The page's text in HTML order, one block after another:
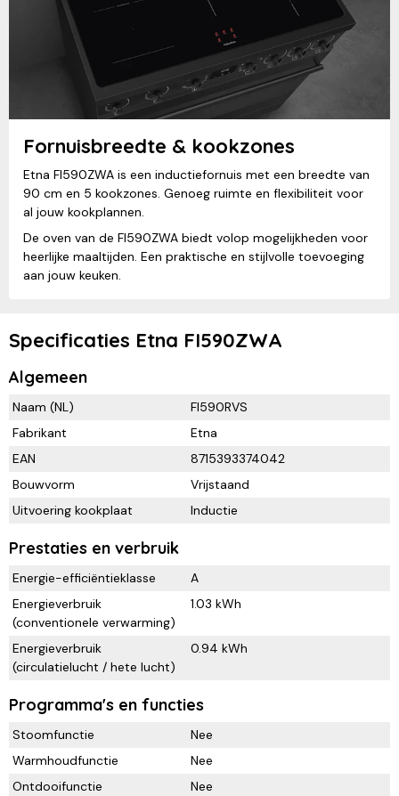
Fornuisbreedte & kookzones
Etna FI590ZWA is een inductiefornuis met een breedte van
90 cm en 5 kookzones. Genoeg ruimte en flexibiliteit voor
al jouw kookplannen.
De oven van de FI590ZWA biedt volop mogelijkheden voor
heerlijke maaltijden. Een praktische en stijlvolle toevoeging
aan jouw keuken.
Specificaties Etna FI590ZWA
Algemeen
Naam (NL)
FI590RVS
Fabrikant
Etna
EAN
8715393374042
Bouwvorm
Vrijstaand
Uitvoering kookplaat
Inductie
Prestaties en verbruik
Energie-efficiëntieklasse
A
Energieverbruik
(conventionele verwarming)
1.03 kWh
Energieverbruik
(circulatielucht / hete lucht)
0.94 kWh
Programma's en functies
Stoomfunctie
Nee
Warmhoudfunctie
Nee
Ontdooifunctie
Nee